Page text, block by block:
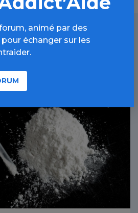
aussi
animé par des
échanger sur les